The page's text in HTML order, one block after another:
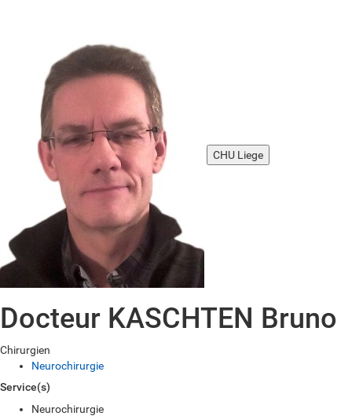
CHU Liege
Docteur KASCHTEN Bruno
Chirurgien
Neurochirurgie
Service(s)
Neurochirurgie